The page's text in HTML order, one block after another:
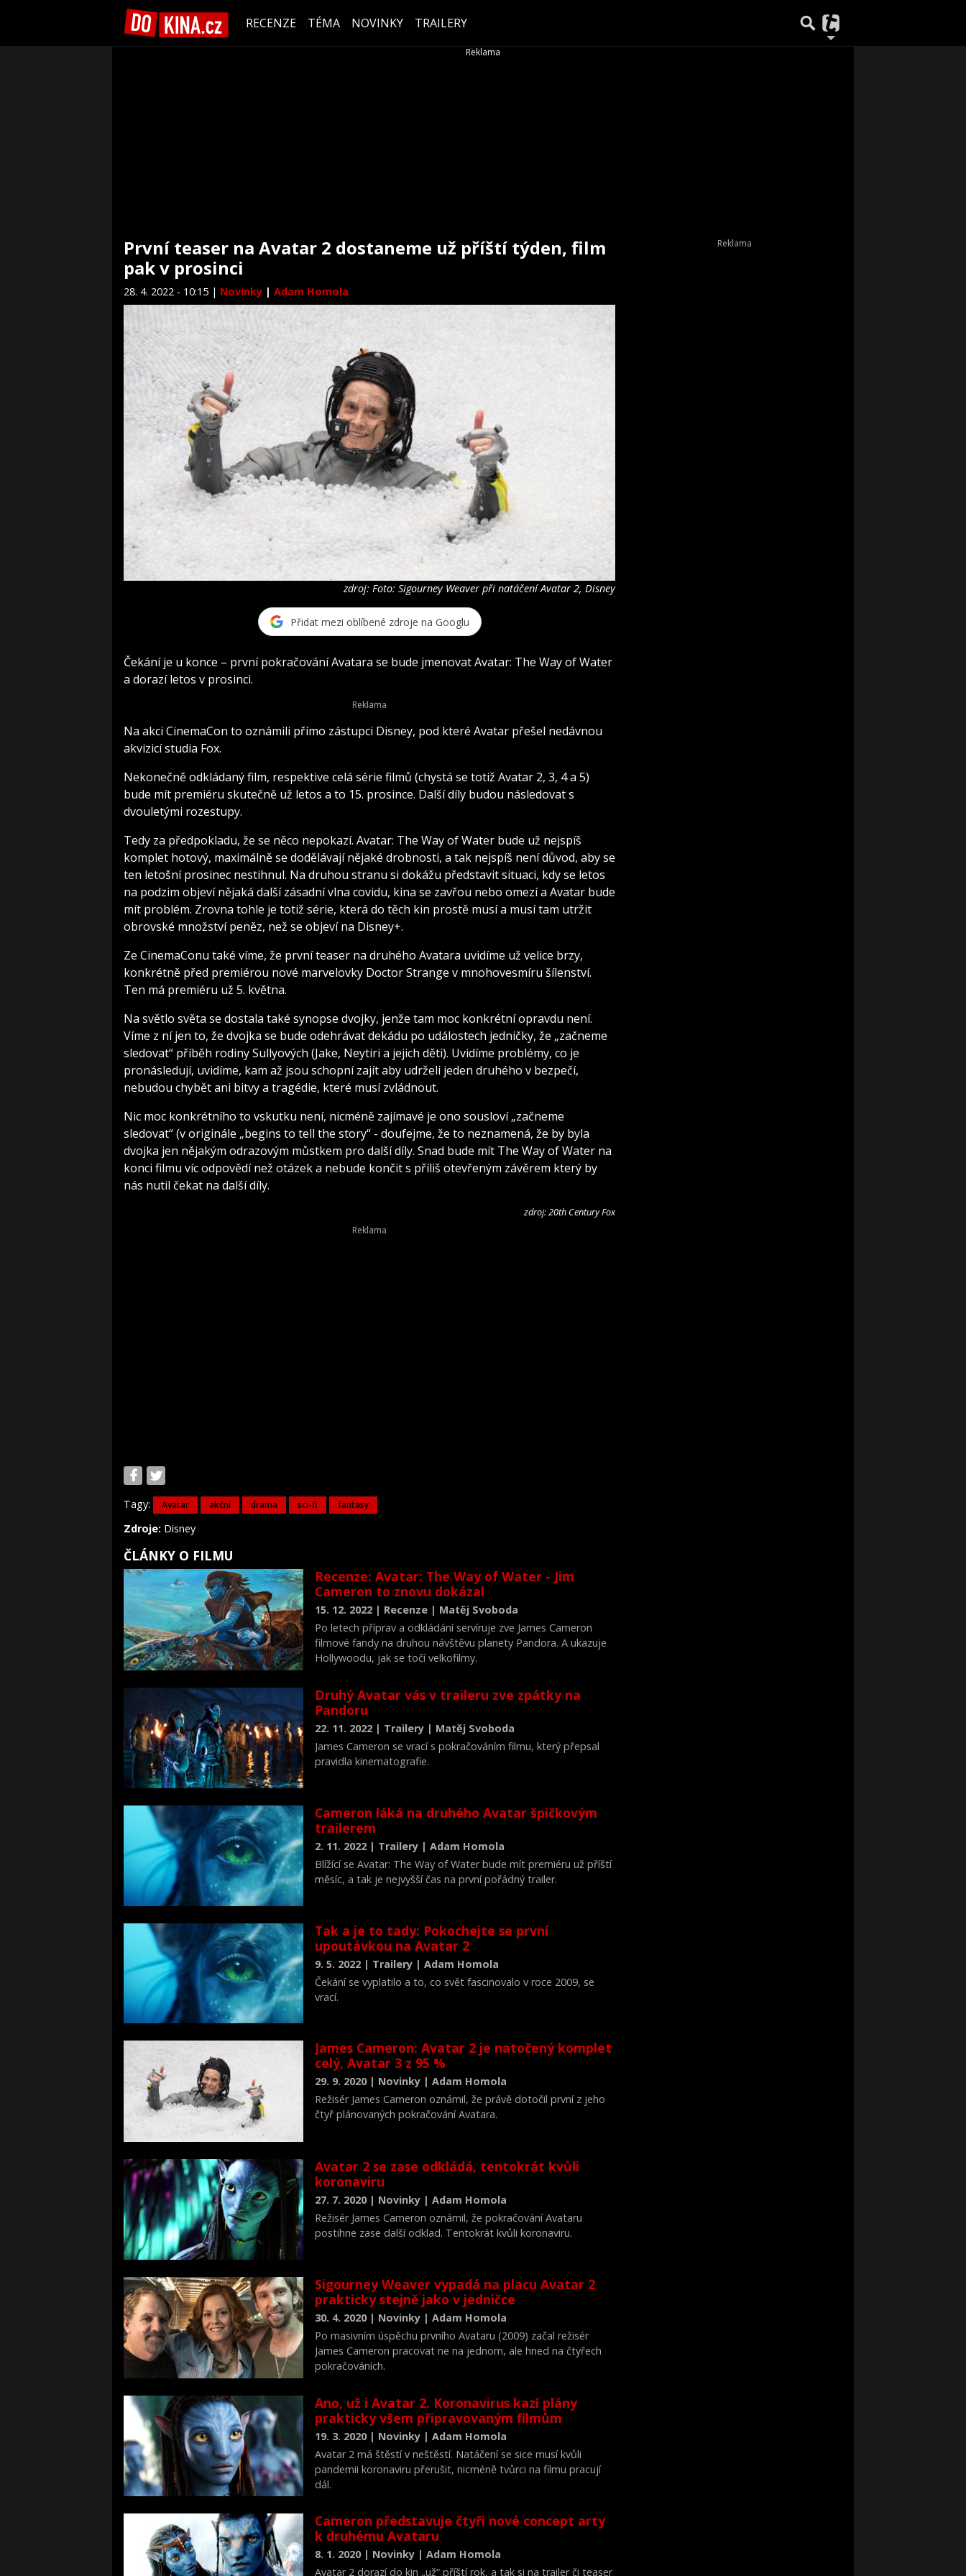
RECENZE TÉMA NOVINKY TRAILERY
První teaser na Avatar 2 dostaneme už příští týden, film
pak v prosinci
28. 4. 2022 - 10:15 | Novinky | Adam Homola
zdroj: Foto: Sigourney Weaver při natáčení Avatar 2, Disney
Přidat mezi oblíbené zdroje na Googlu
Čekání je u konce – první pokračování Avatara se bude jmenovat Avatar: The Way of Water
a dorazí letos v prosinci.
Na akci CinemaCon to oznámili přímo zástupci Disney, pod které Avatar přešel nedávnou
akvizicí studia Fox.
Nekonečně odkládaný film, respektive celá série filmů (chystá se totiž Avatar 2, 3, 4 a 5)
bude mít premiéru skutečně už letos a to 15. prosince. Další díly budou následovat s
dvouletými rozestupy.
Tedy za předpokladu, že se něco nepokazí. Avatar: The Way of Water bude už nejspíš
komplet hotový, maximálně se dodělávají nějaké drobnosti, a tak nejspíš není důvod, aby se
ten letošní prosinec nestihnul. Na druhou stranu si dokážu představit situaci, kdy se letos
na podzim objeví nějaká další zásadní vlna covidu, kina se zavřou nebo omezí a Avatar bude
mít problém. Zrovna tohle je totiž série, která do těch kin prostě musí a musí tam utržit
obrovské množství peněz, než se objeví na Disney+.
Ze CinemaConu také víme, že první teaser na druhého Avatara uvidíme už velice brzy,
konkrétně před premiérou nové marvelovky Doctor Strange v mnohovesmíru šílenství.
Ten má premiéru už 5. května.
Na světlo světa se dostala také synopse dvojky, jenže tam moc konkrétní opravdu není.
Víme z ní jen to, že dvojka se bude odehrávat dekádu po událostech jedničky, že „začneme
sledovat“ příběh rodiny Sullyových (Jake, Neytiri a jejich děti). Uvidíme problémy, co je
pronásledují, uvidíme, kam až jsou schopní zajít aby udrželi jeden druhého v bezpečí,
nebudou chybět ani bitvy a tragédie, které musí zvládnout.
Nic moc konkrétního to vskutku není, nicméně zajímavé je ono sousloví „začneme
sledovat“ (v originále „begins to tell the story“ - doufejme, že to neznamená, že by byla
dvojka jen nějakým odrazovým můstkem pro další díly. Snad bude mít The Way of Water na
konci filmu víc odpovědí než otázek a nebude končit s příliš otevřeným závěrem který by
nás nutil čekat na další díly.
zdroj: 20th Century Fox
Tagy: Avatar akční drama sci-fi fantasy
Zdroje: Disney
ČLÁNKY O FILMU
Recenze: Avatar: The Way of Water - Jim
Cameron to znovu dokázal
15. 12. 2022 | Recenze | Matěj Svoboda
Po letech příprav a odkládání servíruje zve James Cameron
filmové fandy na druhou návštěvu planety Pandora. A ukazuje
Hollywoodu, jak se točí velkofilmy.
Druhý Avatar vás v traileru zve zpátky na
Pandoru
22. 11. 2022 | Trailery | Matěj Svoboda
James Cameron se vrací s pokračováním filmu, který přepsal
pravidla kinematografie.
Cameron láká na druhého Avatar špičkovým
trailerem
2. 11. 2022 | Trailery | Adam Homola
Blížící se Avatar: The Way of Water bude mít premiéru už příští
měsíc, a tak je nejvyšší čas na první pořádný trailer.
Tak a je to tady: Pokochejte se první
upoutávkou na Avatar 2
9. 5. 2022 | Trailery | Adam Homola
Čekání se vyplatilo a to, co svět fascinovalo v roce 2009, se
vrací.
James Cameron: Avatar 2 je natočený komplet
celý, Avatar 3 z 95 %
29. 9. 2020 | Novinky | Adam Homola
Režisér James Cameron oznámil, že právě dotočil první z jeho
čtyř plánovaných pokračování Avatara.
Avatar 2 se zase odkládá, tentokrát kvůli
koronaviru
27. 7. 2020 | Novinky | Adam Homola
Režisér James Cameron oznámil, že pokračování Avataru
postihne zase další odklad. Tentokrát kvůli koronaviru.
Sigourney Weaver vypadá na placu Avatar 2
prakticky stejně jako v jedničce
30. 4. 2020 | Novinky | Adam Homola
Po masivním úspěchu prvního Avataru (2009) začal režisér
James Cameron pracovat ne na jednom, ale hned na čtyřech
pokračováních.
Ano, už i Avatar 2. Koronavirus kazí plány
prakticky všem připravovaným filmům
19. 3. 2020 | Novinky | Adam Homola
Avatar 2 má štěstí v neštěstí. Natáčení se sice musí kvůli
pandemii koronaviru přerušit, nicméně tvůrci na filmu pracují
dál.
Cameron představuje čtyři nové concept arty
k druhému Avataru
8. 1. 2020 | Novinky | Adam Homola
Avatar 2 dorazí do kin „už“ příští rok, a tak si na trailer či teaser